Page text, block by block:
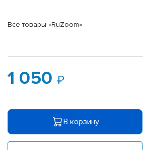
Все товары «RuZoom»
1 050
В корзину